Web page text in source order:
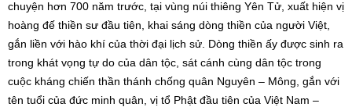
chuyện hơn 700 năm trước, tại vùng núi thiêng Yên Tử, xuất hiện vị
hoàng đế thiền sư đầu tiên, khai sáng dòng thiền của người Việt,
gắn liền với hào khí của thời đại lịch sử. Dòng thiền ấy được sinh ra
trong khát vọng tự do của dân tộc, sát cánh cùng dân tộc trong
cuộc kháng chiến thần thánh chống quân Nguyên – Mông, gắn với
tên tuổi của đức minh quân, vị tổ Phật đầu tiên của Việt Nam –